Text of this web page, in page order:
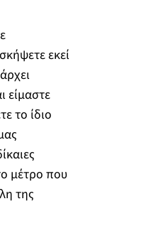
εκεί
είμαστε
το ίδιο
μέτρο που
της